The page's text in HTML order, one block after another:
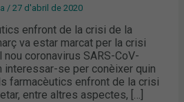
/27 d'abril de 2020
enfront de la crisi de la
va estar marcat per la crisi
coronavirus SARS-CoV-
interessar-se per conèixer quin
farmacèutics enfront de la crisi
entre altres aspectes, […]